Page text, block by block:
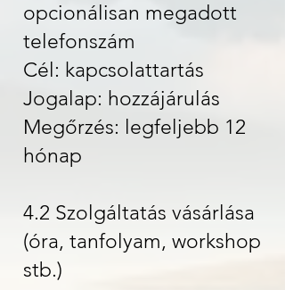
opcionálisan megadott
telefonszám
Cél: kapcsolattartás
Jogalap: hozzájárulás
Megőrzés: legfeljebb 12
hónap
4.2 Szolgáltatás vásárlása
(óra, tanfolyam, workshop
stb.)